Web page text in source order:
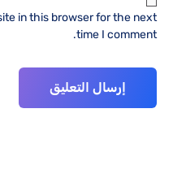
in this browser for the next
time I comment.